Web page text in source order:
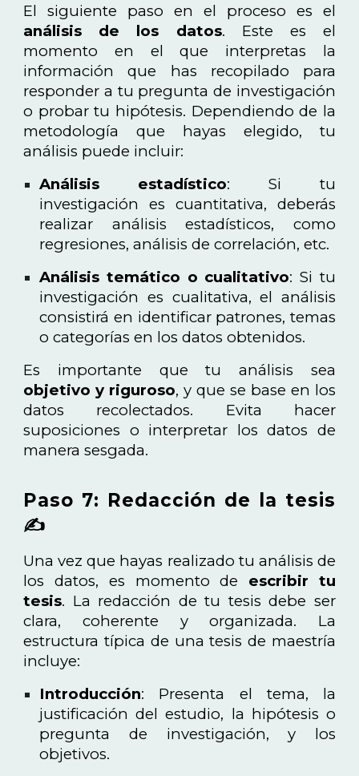
El siguiente paso en el proceso es el
análisis de los datos. Este es el
momento en el que interpretas la
información que has recopilado para
responder a tu pregunta de investigación
o probar tu hipótesis. Dependiendo de la
metodología que hayas elegido, tu
análisis puede incluir:
Análisis estadístico: Si tu
investigación es cuantitativa, deberás
realizar análisis estadísticos, como
regresiones, análisis de correlación, etc.
Análisis temático o cualitativo: Si tu
investigación es cualitativa, el análisis
consistirá en identificar patrones, temas
o categorías en los datos obtenidos.
Es importante que tu análisis sea
objetivo y riguroso, y que se base en los
datos recolectados. Evita hacer
suposiciones o interpretar los datos de
manera sesgada.
Paso 7: Redacción de la tesis
✍️
Una vez que hayas realizado tu análisis de
los datos, es momento de escribir tu
tesis. La redacción de tu tesis debe ser
clara, coherente y organizada. La
estructura típica de una tesis de maestría
incluye:
Introducción: Presenta el tema, la
justificación del estudio, la hipótesis o
pregunta de investigación, y los
objetivos.